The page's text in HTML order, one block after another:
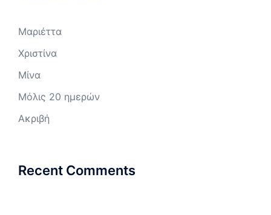
Μαριέττα
Χριστίνα
Μίνα
Μόλις 20 ημερών
Ακριβή
Recent Comments